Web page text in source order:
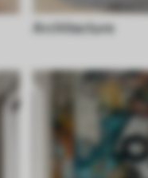
Architecture